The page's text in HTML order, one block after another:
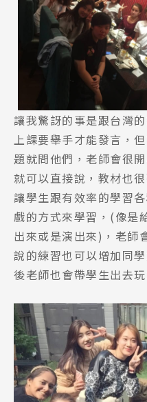
讓我驚訝的事是跟台灣
上課要舉手才能發言，
題就問他們，老師會很
就可以直接說，教材也
讓學生跟有效率的學習
戲的方式來學習，(像是
出來或是演出來)，老師
說的練習也可以增加同
後老師也會帶學生出去